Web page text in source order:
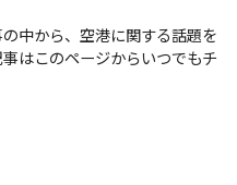
中から、空港に関する話題を
はこのページからいつでもチ